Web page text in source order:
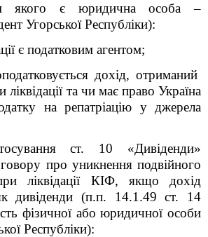
якого є юридична особа –
Угорської Республіки):
є податковим агентом;
дохід, отриманий
та чи має право Україна
на репатріацію у джерела
ст. 10 «Дивіденди»
про уникнення подвійного
ліквідації КІФ, якщо дохід
дивіденди (п.п. 14.1.49 ст. 14
фізичної або юридичної особи
Республіки):